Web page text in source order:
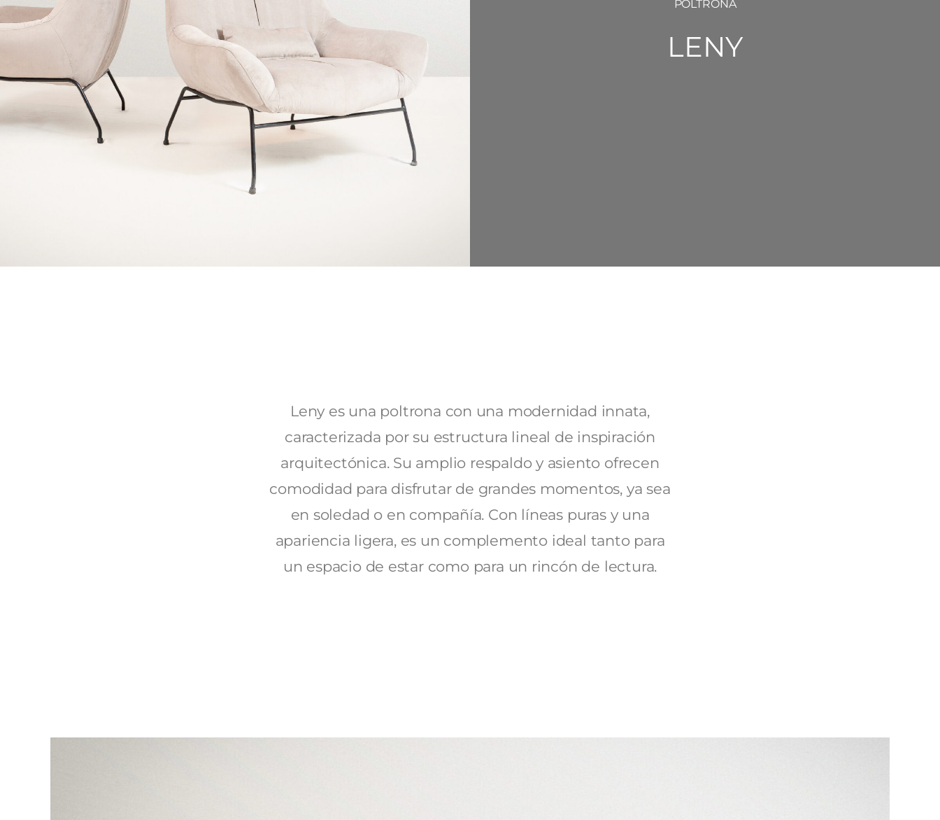
POLTRONA
LENY
Leny es una poltrona con una modernidad innata,
caracterizada por su estructura lineal de inspiración
arquitectónica. Su amplio respaldo y asiento ofrecen
comodidad para disfrutar de grandes momentos, ya sea
en soledad o en compañía. Con líneas puras y una
apariencia ligera, es un complemento ideal tanto para
un espacio de estar como para un rincón de lectura.